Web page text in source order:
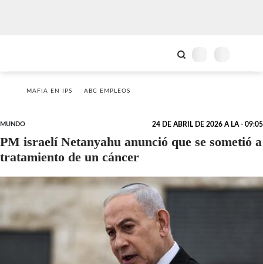
MAFIA EN IPS ABC EMPLEOS
MUNDO 24 DE ABRIL DE 2026 A LA - 09:05
PM israelí Netanyahu anunció que se sometió a
tratamiento de un cáncer